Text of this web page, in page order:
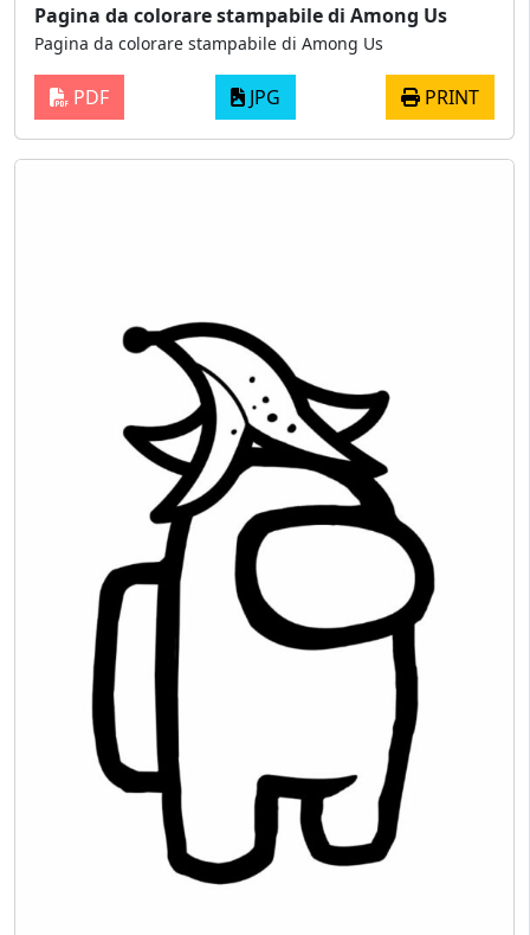
Pagina da colorare stampabile di Among Us
Pagina da colorare stampabile di Among Us
PDF JPG PRINT